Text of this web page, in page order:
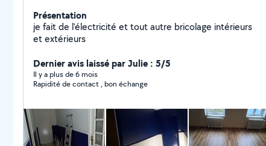
Présentation
je fait de l'électricité et tout autre bricolage intérieurs
et extérieurs
Dernier avis laissé par Julie : 5/5
Il y a plus de 6 mois
Rapidité de contact , bon échange